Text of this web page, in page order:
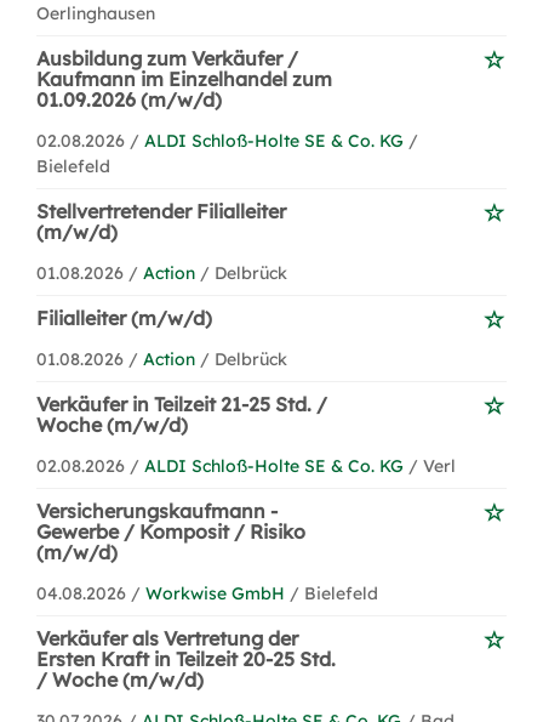
Oerlinghausen
Ausbildung zum Verkäufer /
Kaufmann im Einzelhandel zum
01.09.2026 (m/w/d)
02.08.2026 / ALDI Schloß-Holte SE & Co. KG /
Bielefeld
Stellvertretender Filialleiter
(m/w/d)
01.08.2026 / Action / Delbrück
Filialleiter (m/w/d)
01.08.2026 / Action / Delbrück
Verkäufer in Teilzeit 21-25 Std. /
Woche (m/w/d)
02.08.2026 / ALDI Schloß-Holte SE & Co. KG / Verl
Versicherungskaufmann -
Gewerbe / Komposit / Risiko
(m/w/d)
04.08.2026 / Workwise GmbH / Bielefeld
Verkäufer als Vertretung der
Ersten Kraft in Teilzeit 20-25 Std.
/ Woche (m/w/d)